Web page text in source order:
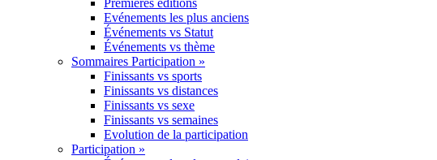
Premières éditions
Evénements les plus anciens
Événements vs Statut
Événements vs thème
Sommaires Participation »
Finissants vs sports
Finissants vs distances
Finissants vs sexe
Finissants vs semaines
Evolution de la participation
Participation »